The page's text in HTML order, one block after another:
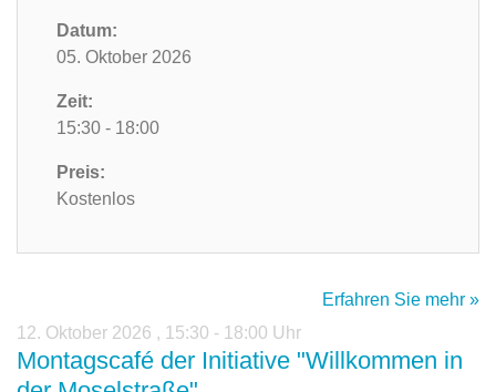
Datum:
05. Oktober 2026
Zeit:
15:30 - 18:00
Preis:
Kostenlos
Erfahren Sie mehr »
12. Oktober 2026 , 15:30 - 18:00 Uhr
Montagscafé der Initiative "Willkommen in